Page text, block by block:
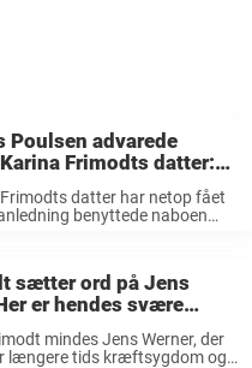
Poulsen advarede
Frimodts datter:
joke
datter har netop fået
benyttede naboen
netop ...
sætter ord på Jens
er hendes svære
mindes Jens Werner, der
længere tids kræftsygdom og